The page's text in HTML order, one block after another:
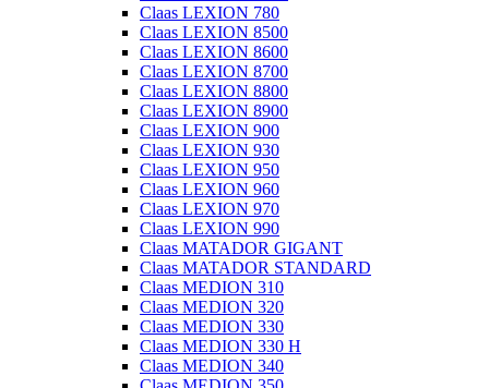
Claas LEXION 780
Claas LEXION 8500
Claas LEXION 8600
Claas LEXION 8700
Claas LEXION 8800
Claas LEXION 8900
Claas LEXION 900
Claas LEXION 930
Claas LEXION 950
Claas LEXION 960
Claas LEXION 970
Claas LEXION 990
Claas MATADOR GIGANT
Claas MATADOR STANDARD
Claas MEDION 310
Claas MEDION 320
Claas MEDION 330
Claas MEDION 330 H
Claas MEDION 340